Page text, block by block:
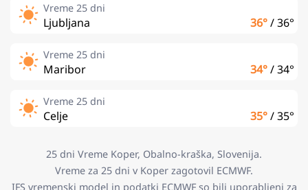
Vreme 25 dni
Ljubljana 36°/36°
Vreme 25 dni
Maribor 34°/34°
Vreme 25 dni
Celje 35°/35°
25 dni Vreme Koper, Obalno-kraška, Slovenija.
Vreme za 25 dni v Koper zagotovil ECMWF.
IFS vremenski model in podatki ECMWF so bili uporabljeni za